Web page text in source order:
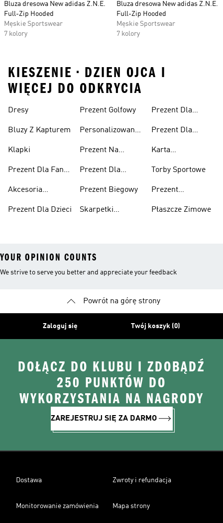
Bluza dresowa New adidas Z.N.E.
Full-Zip Hooded
Męskie Sportswear
7 kolory
Bluza dresowa New adidas Z.N.E.
Full-Zip Hooded
Męskie Sportswear
7 kolory
KIESZENIE • DZIEN OJCA I
WIĘCEJ DO ODKRYCIA
Dresy
Bluzy Z Kapturem
Klapki
Prezent Dla Fana
Akcesoria
Prezent Dla Dzieci
Prezent Golfowy
Personalizowane
Prezent Na
Prezent Dla
Prezent Biegowy
Skarpetki
Prezent Dla
Prezent Dla
Karta
adidas
Torby Sportowe
Prezent
Płaszcze Zimowe
YOUR OPINION COUNTS
We strive to serve you better and appreciate your feedback
Powrót na górę strony
Zaloguj się Twój koszyk (0)
DOŁĄCZ DO KLUBU I ZDOBĄDŹ
250 PUNKTÓW DO
WYKORZYSTANIA NA NAGRODY
ZAREJESTRUJ SIĘ ZA DARMO
Dostawa Zwroty i refundacja
Monitorowanie zamówienia Mapa strony